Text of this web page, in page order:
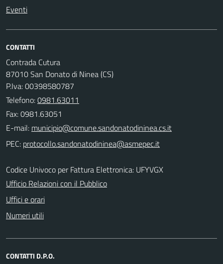
Eventi
CONTATTI
Contrada Cutura
87010 San Donato di Ninea (CS)
P.Iva: 00398580787
Telefono:0981.63011
Fax: 0981.63051
E-mail:
PEC:
Codice Univoco per Fattura Elettronica: UFYVGX
Ufficio Relazioni con il Pubblico
Uffici e orari
Numeri utili
CONTATTI D.P.O.